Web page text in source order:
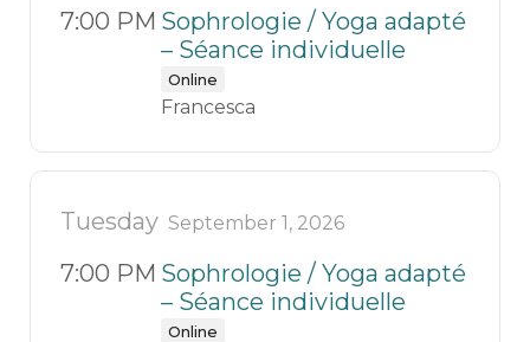
7:00 PM Sophrologie / Yoga adapté
– Séance individuelle
Online
Francesca
Tuesday September 1, 2026
7:00 PM Sophrologie / Yoga adapté
– Séance individuelle
Online